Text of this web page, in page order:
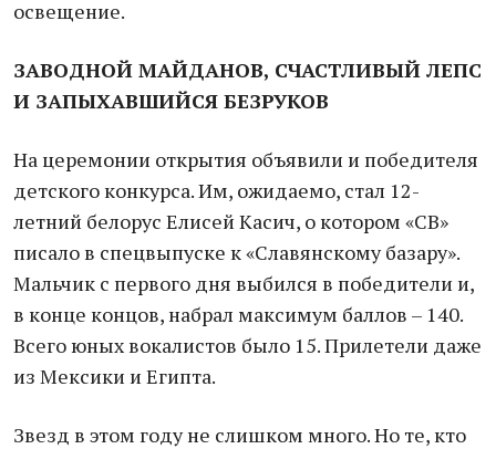
освещение.
ЗАВОДНОЙ МАЙДАНОВ, СЧАСТЛИВЫЙ ЛЕПС
И ЗАПЫХАВШИЙСЯ БЕЗРУКОВ
На церемонии открытия объявили и победителя
детского конкурса. Им, ожидаемо, стал 12-
летний белорус Елисей Касич, о котором «СВ»
писало в спецвыпуске к «Славянскому базару».
Мальчик с первого дня выбился в победители и,
в конце концов, набрал максимум баллов – 140.
Всего юных вокалистов было 15. Прилетели даже
из Мексики и Египта.
Звезд в этом году не слишком много. Но те, кто